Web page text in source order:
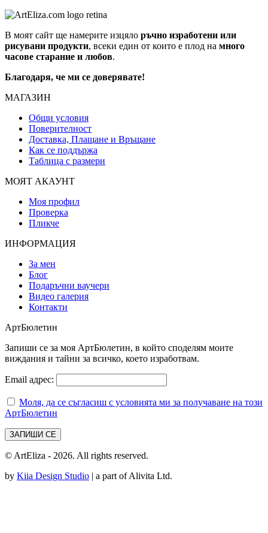
В моят сайт ще намерите изцяло ръчно изработени или
рисувани продукти, всеки един от които е плод на много
часове старание и любов.
Благодаря, че ми се доверявате!
МАГАЗИН
Общи условия
Поверителност
Доставка, Плащане и Връщане
Как се поддържа
Таблица с размери
МОЯТ АКАУНТ
Моя профил
Проверка
Пликче
ИНФОРМАЦИЯ
За мен
Блог
Подаръчни ваучери
Видео галерия
Контакти
АртБюлетин
Запиши се за моя АртБюлетин, в който споделям моите
виждания и тайни за всичко, което изработвам.
Email адрес:
Моля, да се съгласиш с условията ми за получаване на този
АртБюлетин
© ArtEliza - 2026. All rights reserved.
by Kiia Design Studio | a part of Alivita Ltd.